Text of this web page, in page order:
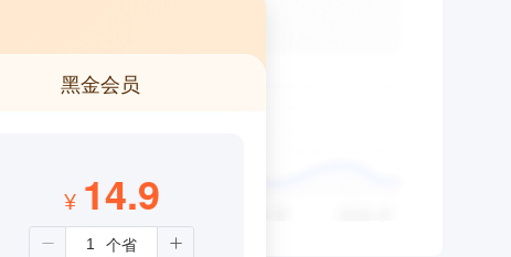
黑金会员
¥ 14.9